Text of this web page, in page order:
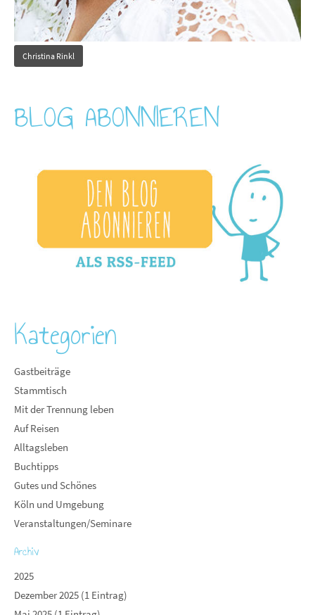
Christina Rinkl
BLOG ABONNIEREN
Kategorien
Gastbeiträge
Stammtisch
Mit der Trennung leben
Auf Reisen
Alltagsleben
Buchtipps
Gutes und Schönes
Köln und Umgebung
Veranstaltungen/Seminare
Archiv
2025
Dezember 2025 (1 Eintrag)